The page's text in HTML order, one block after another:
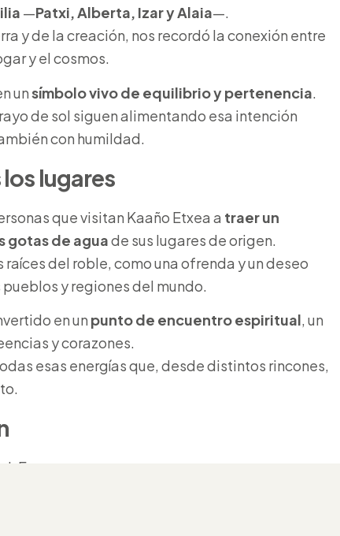
—Patxi, Alberta, Izar y Alaia—.
y de la creación, nos recordó la conexión entre
y el cosmos.
unsímbolo vivo de equilibrio y pertenencia
de sol siguen alimentando esa intención
con humildad.
lugares
que visitan Kaaño Etxea a traer un
gotas de aguade sus lugares de origen.
del roble, como una ofrenda y un deseo
y regiones del mundo.
en un punto de encuentro espiritual, un
y corazones.
esas energías que, desde distintos rincones,
Es una promesa.